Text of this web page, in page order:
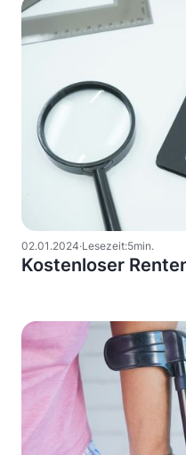
02.01 .2024·Lesezeit:5min.
Kostenloser